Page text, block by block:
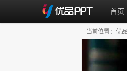
首页
当前位置： 优